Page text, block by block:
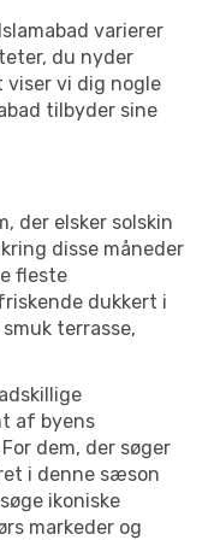
varierer
du nyder
viser vi dig nogle
tilbyder sine
der elsker solskin
disse måneder
fleste
dukkert i
terrasse,
af byens
dem, der søger
i denne sæson
ikoniske
markeder og